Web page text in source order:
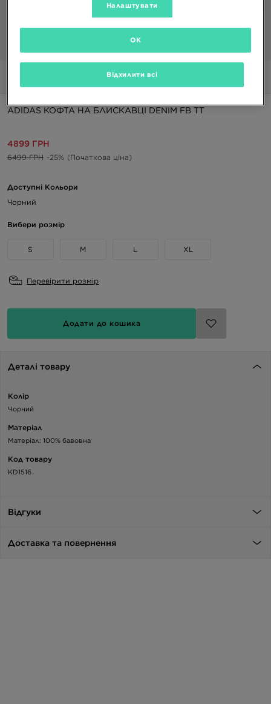
Фото
ADIDAS КОФТА НА БЛИСКАВЦІ DENIM FB TT
4899 ГРН
6499 ГРН -25% (Початкова ціна)
Доступні Кольори
Чорний
Вибери розмір
S M L XL
Перевірити розмір
Додати до кошика
Деталі товару
Колір
Чорний
Матеріал
Матеріал: 100% бавовна
Код товару
KD1516
Відгуки
Доставка та повернення
Налаштувати
Відхилити всі
OK